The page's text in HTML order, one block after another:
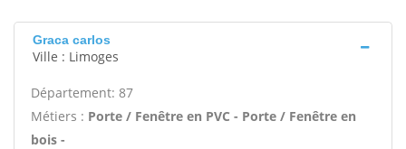
Graca carlos
Ville : Limoges
Département: 87
Métiers : Porte / Fenêtre en PVC - Porte / Fenêtre en
bois -